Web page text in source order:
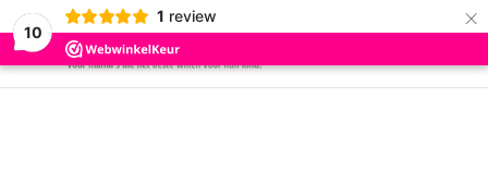
10
1 review ×